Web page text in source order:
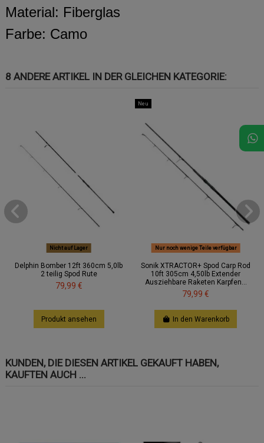
Material: Fiberglas
Farbe: Camo
8 ANDERE ARTIKEL IN DER GLEICHEN KATEGORIE:
Nicht auf Lager
Delphin Bomber 12ft 360cm 5,0lb
2 teilig Spod Rute
79,99 €
Produkt ansehen
Neu
Nur noch wenige Teile verfügbar
Sonik XTRACTOR+ Spod Carp Rod
10ft 305cm 4,50lb Extender
Ausziehbare Raketen Karpfen...
79,99 €
In den Warenkorb
KUNDEN, DIE DIESEN ARTIKEL GEKAUFT HABEN,
KAUFTEN AUCH ...